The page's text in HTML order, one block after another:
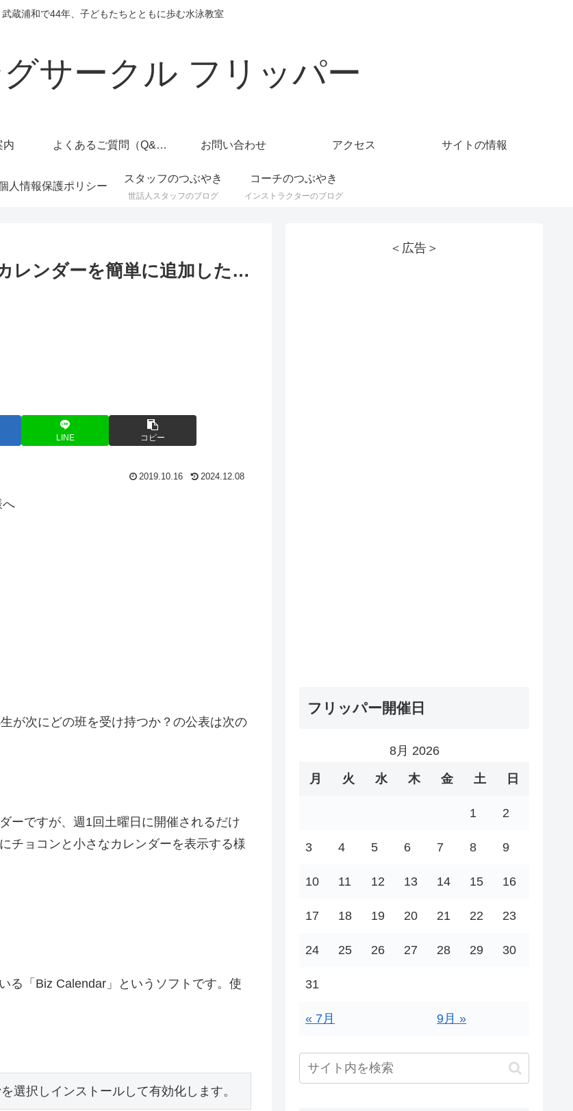
武蔵浦和で44年、子どもたちとともに歩む水泳教室
サークル フリッパー
内 よくあるご質問（Q&A） お問い合わせ アクセス サイトの情報
人情報保護ポリシー
スタッフのつぶやき
世話人スタッフのブログ
コーチのつぶやき
インストラクターのブログ
レンダーを簡単に追加した…
LINE コピー
2019.10.16 2024.12.08
へ
が次にどの班を受け持つか？の公表は次の
ーですが、週1回土曜日に開催されるだけ
チョコンと小さなカレンダーを表示する様
る「Biz Calendar」というソフトです。使
択しインストールして有効化します。
＜広告＞
フリッパー開催日
8月 2026
月 火 水 木 金 土 日
1 2
3 4 5 6 7 8 9
10 11 12 13 14 15 16
17 18 19 20 21 22 23
24 25 26 27 28 29 30
31
« 7月 9月 »